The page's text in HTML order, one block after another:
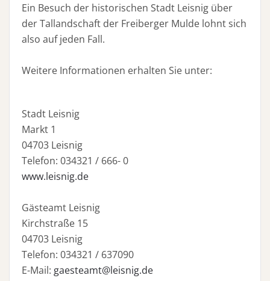
Ein Besuch der historischen Stadt Leisnig über
der Tallandschaft der Freiberger Mulde lohnt sich
also auf jeden Fall.
Weitere Informationen erhalten Sie unter:
Stadt Leisnig
Markt 1
04703 Leisnig
Telefon: 034321 / 666- 0
www.leisnig.de
Gästeamt Leisnig
Kirchstraße 15
04703 Leisnig
Telefon: 034321 / 637090
E-Mail: gaesteamt@leisnig.de